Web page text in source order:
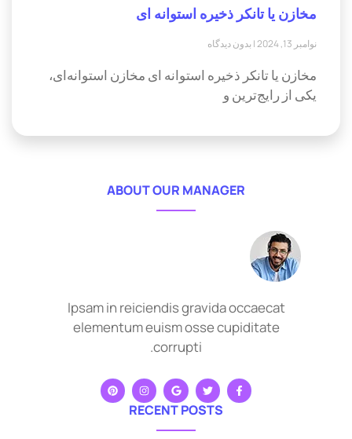
مخازن یا تانکر ذخیره استوانه ای
نوامبر 13, 2024 بدون دیدگاه
مخازن یا تانکر ذخیره استوانه ای مخازن استوانه‌ای،
یکی از رایج‌ترین و
ABOUT OUR MANAGER
Ipsam in reiciendis gravida occaecat
elementum euism osse cupiditate
corrupti.
RECENT POSTS